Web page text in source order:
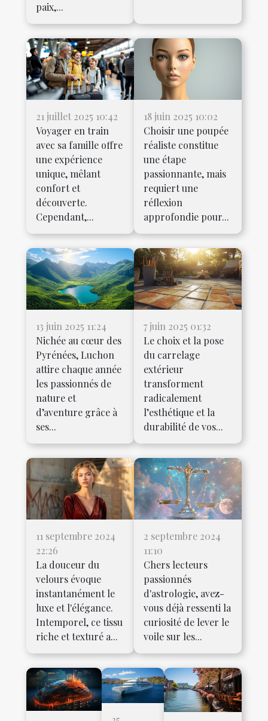
paix,...
21 juillet 2025 10:42
Voyager en train
avec sa famille offre
une expérience
unique, mêlant
confort et
découverte.
Cependant,...
18 juin 2025 10:02
Choisir une poupée
réaliste constitue
une étape
passionnante, mais
requiert une
réflexion
approfondie pour...
13 juin 2025 11:24
Nichée au cœur des
Pyrénées, Luchon
attire chaque année
les passionnés de
nature et
d’aventure grâce à
ses...
7 juin 2025 01:32
Le choix et la pose
du carrelage
extérieur
transforment
radicalement
l’esthétique et la
durabilité de vos...
11 septembre 2024
22:26
La douceur du
velours évoque
instantanément le
luxe et l'élégance.
Intemporel, ce tissu
riche et texturé a...
2 septembre 2024
11:10
Chers lecteurs
passionnés
d'astrologie, avez-
vous déjà ressenti la
curiosité de lever le
voile sur les...